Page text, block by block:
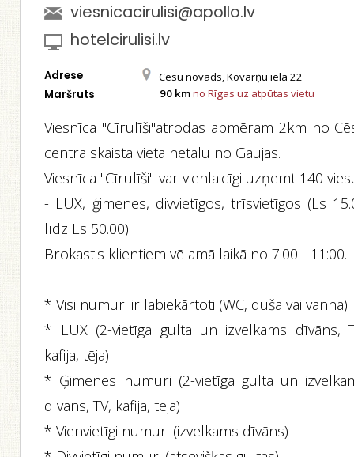
viesnicacirulisi@apollo.lv
hotelcirulisi.lv
Adrese Cēsu novads, Kovārņu iela 22
Maršruts 90 kmno Rīgas uz atpūtas vietu
Viesnīca "Cīrulīši"atrodas apmēram 2km no
centra skaistā vietā netālu no Gaujas.
Viesnīca "Cīrulīši" var vienlaicīgi uzņemt 140
- LUX, ģimenes, divvietīgos, trīsvietīgos (Ls
līdz Ls 50.00).
Brokastis klientiem vēlamā laikā no 7:00 - 11:00.
* Visi numuri ir labiekārtoti (WC, duša vai vanna)
* LUX (2-vietīga gulta un izvelkams dīvāns,
kafija, tēja)
* Ģimenes numuri (2-vietīga gulta un
dīvāns, TV, kafija, tēja)
* Vienvietīgi numuri (izvelkams dīvāns)